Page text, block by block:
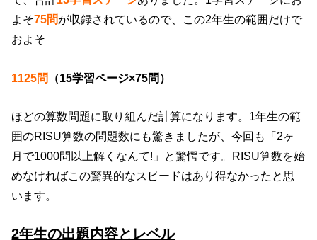
よそ75問が収録されているので、この2年生の範囲だけで
およそ
1125問 （15学習ページ×75問）
ほどの算数問題に取り組んだ計算になります。1年生の範
囲のRISU算数の問題数にも驚きましたが、今回も「2ヶ
月で1000問以上解くなんて!」と驚愕です。RISU算数を始
めなければこの驚異的なスピードはあり得なかったと思
います。
2年生の出題内容とレベル